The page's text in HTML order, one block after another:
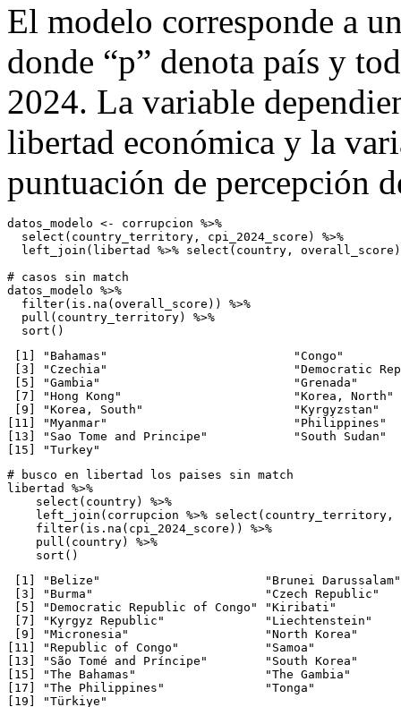
El modelo corresponde a
donde “p” denota país y
2024. La variable
libertad económica y la
puntuación de percepción
datos_modelo <- corrupcion %>%
select (country_territory, cpi_2024_score) %>%
left_join (libertad %>% select (country,
# casos sin match
datos_modelo %>%
filter( is.na (overall_score)) %>%
pull (country_territory) %>%
sort ()
[1] "Bahamas"
[3] "Czechia"                          "Democratic
[5] "Gambia"
[7] "Hong Kong"
[9] "Korea, South"
[11] "Myanmar"
[13] "Sao Tome and Principe"
[15] "Turkey"
# busco en libertad los paises sin match
libertad %>%
select (country) %>%
left_join (corrupcion %>% select (country_territory,
filter( is.na (cpi_2024_score)) %>%
pull (country) %>%
sort ()
[1] "Belize"                       "Brunei
[3] "Burma"                        "Czech
[5] "Democratic Republic of Congo"
[7] "Kyrgyz Republic"
[9] "Micronesia"                   "North
[11] "Republic of Congo"
[13] "São Tomé and Príncipe"
[15] "The Bahamas"                  "The
[17] "The Philippines"
[19] "Türkiye"